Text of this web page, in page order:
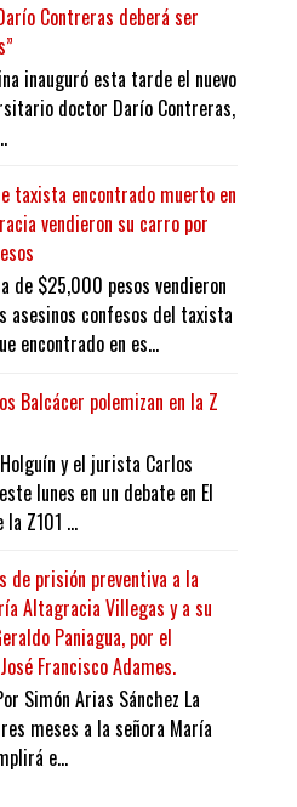
Contreras deberá ser
inauguró esta tarde el nuevo
doctor Darío Contreras,
taxista encontrado muerto en
vendieron su carro por
de $25,000 pesos vendieron
asesinos confesos del taxista
encontrado en es...
Balcácer polemizan en la Z
y el jurista Carlos
lunes en un debate en El
la Z101 ...
de prisión preventiva a la
Altagracia Villegas y a su
Paniagua, por el
Francisco Adames.
Simón Arias Sánchez La
meses a la señora María
e...